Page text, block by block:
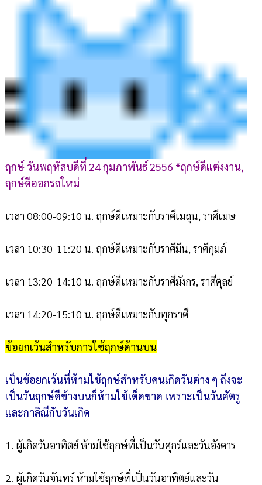
ฤกษ์ วันพฤหัสบดีที่ 24 กุมภาพันธ์ 2556 *ฤกษ์ดีแต่งงาน,
ฤกษ์ดีออกรถใหม่
เวลา 08:00-09:10 น. ฤกษ์ดีเหมาะกับราศีเมถุน, ราศีเมษ
เวลา 10:30-11:20 น. ฤกษ์ดีเหมาะกับราศีมีน, ราศีกุมภ์
เวลา 13:20-14:10 น. ฤกษ์ดีเหมาะกับราศีมังกร, ราศีตุลย์
เวลา 14:20-15:10 น. ฤกษ์ดีเหมาะกับทุกราศี
ข้อยกเว้นสำหรับการใช้ฤกษ์ด้านบน
เป็นข้อยกเว้นที่ห้ามใช้ฤกษ์สำหรับคนเกิดวันต่าง ๆ ถึงจะ
เป็นวันฤกษ์ดีข้างบนก็ห้ามใช้เด็ดขาด เพราะเป็นวันศัตรู
และกาลิณีกับวันเกิด
1. ผู้เกิดวันอาทิตย์ ห้ามใช้ฤกษ์ที่เป็นวันศุกร์และวันอังคาร
2. ผู้เกิดวันจันทร์ ห้ามใช้ฤกษ์ที่เป็นวันอาทิตย์และวัน